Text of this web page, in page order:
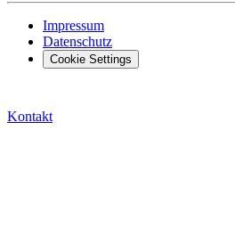
Kontakt
Impressum
Datenschutz
Cookie Settings